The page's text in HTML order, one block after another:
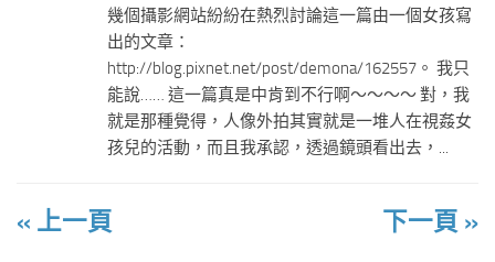
幾個攝影網站紛紛在熱烈討論這一篇由一個女孩寫
出的文章：
http://blog.pixnet.net/post/demona/162557。 我只
能說…… 這一篇真是中肯到不行啊～～～～ 對，我
就是那種覺得，人像外拍其實就是一堆人在視姦女
孩兒的活動，而且我承認，透過鏡頭看出去，...
« 上一頁 下一頁 »